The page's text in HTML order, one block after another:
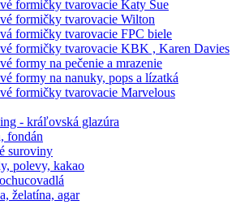
formičky tvarovacie Katy Sue
formičky tvarovacie Wilton
formičky tvarovacie FPC biele
formičky tvarovacie KBK , Karen Davies
formy na pečenie a mrazenie
formy na nanuky, pops a lízatká
formičky tvarovacie Marvelous
- kráľovská glazúra
fondán
suroviny
polevy, kakao
želatína, agar